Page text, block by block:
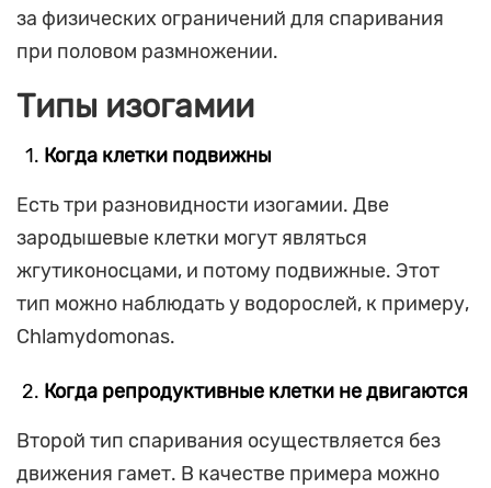
за физических ограничений для спаривания
при половом размножении.
Типы изогамии
Когда клетки подвижны
Есть три разновидности изогамии. Две
зародышевые клетки могут являться
жгутиконосцами, и потому подвижные. Этот
тип можно наблюдать у водорослей, к примеру,
Chlamydomonas.
Когда репродуктивные клетки не двигаются
Второй тип спаривания осуществляется без
движения гамет. В качестве примера можно